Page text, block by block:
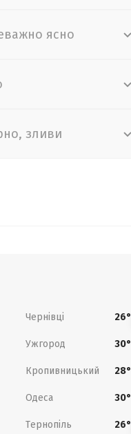
ясно
зливи
Чернівці 26°
Ужгород 30°
Кропивницький 28°
Одеса 30°
Тернопіль 26°